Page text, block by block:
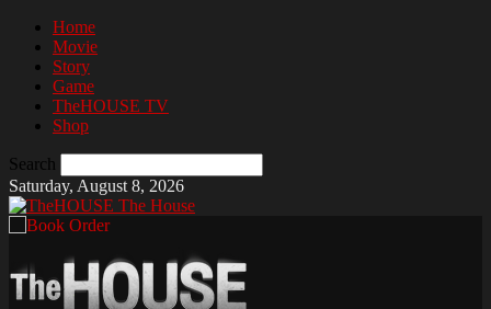
Home
Movie
Story
Game
TheHOUSE TV
Shop
Search
Saturday, August 8, 2026
The House